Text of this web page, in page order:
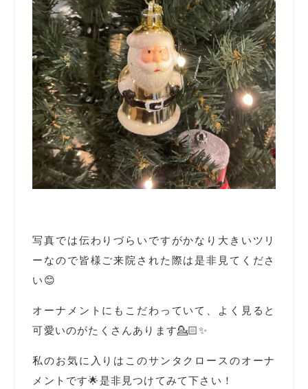
写真では伝わりづらいですがかなり大きいツリ
ーなので皆様ご来院された際は是非見てくださ
い😊
オーナメントにもこだわっていて、よく見ると
可愛いのがたくさんあります💁🏻✨
私のお気に入りはこのサンタクロースのオーナ
メントです🌟是非見つけてみて下さい！